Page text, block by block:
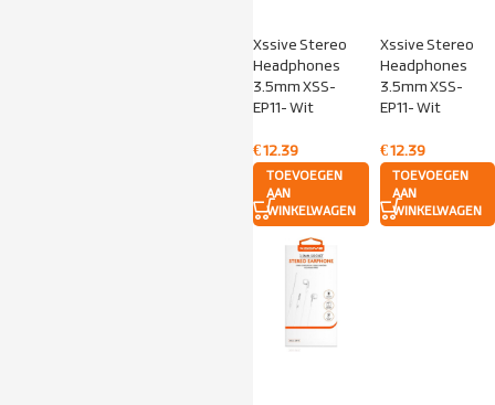
Xssive Stereo
Headphones
3.5mm XSS-
EP11- Wit
€12.39
TOEVOEGEN
AAN
WINKELWAGEN
Xssive Stereo
Headphones
3.5mm XSS-
EP11- Wit
€12.39
TOEVOEGEN
AAN
WINKELWAGEN